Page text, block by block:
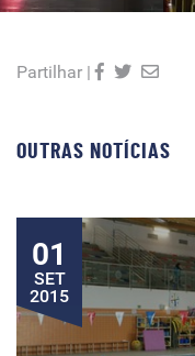
Partilhar |
OUTRAS NOTÍCIAS
01
SET
2015